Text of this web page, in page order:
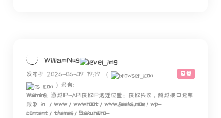
WilliamNug
回复
发布于 2026-06-09 19:19
(
) 来自:
Warning: 通过IP-API获取IP地理位置：获取失败，超过接口速率
限制 in
/www/wwwroot/www.geeks.moe/wp-
content/themes/Sakurairo-